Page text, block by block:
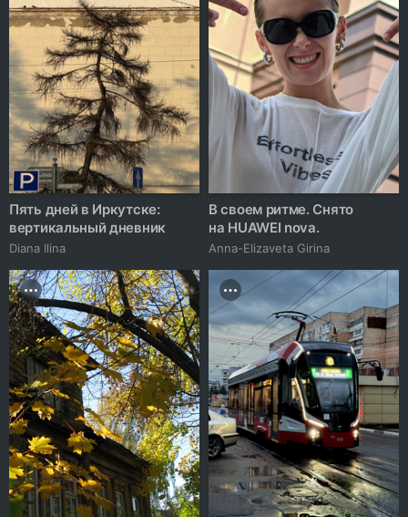
Пять дней в Иркутске:
вертикальный дневник
Diana Ilina
В своем ритме. Снято
на HUAWEI nova.
Anna-Elizaveta Girina